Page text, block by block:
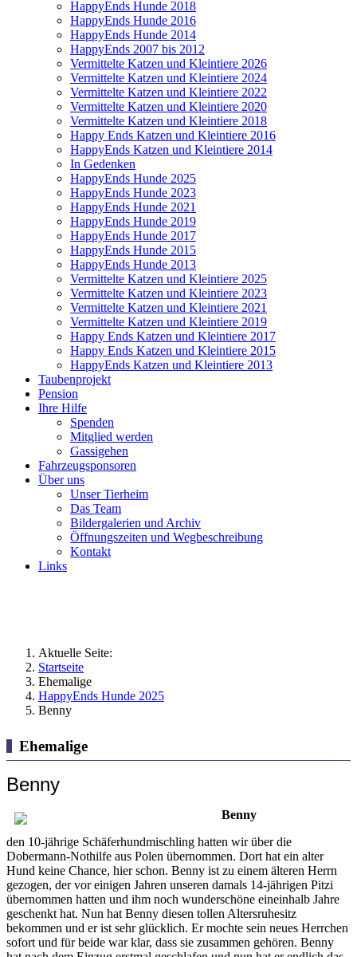
HappyEnds Hunde 2018
HappyEnds Hunde 2016
HappyEnds Hunde 2014
HappyEnds 2007 bis 2012
Vermittelte Katzen und Kleintiere 2026
Vermittelte Katzen und Kleintiere 2024
Vermittelte Katzen und Kleintiere 2022
Vermittelte Katzen und Kleintiere 2020
Vermittelte Katzen und Kleintiere 2018
Happy Ends Katzen und Kleintiere 2016
HappyEnds Katzen und Kleintiere 2014
In Gedenken
HappyEnds Hunde 2025
HappyEnds Hunde 2023
HappyEnds Hunde 2021
HappyEnds Hunde 2019
HappyEnds Hunde 2017
HappyEnds Hunde 2015
HappyEnds Hunde 2013
Vermittelte Katzen und Kleintiere 2025
Vermittelte Katzen und Kleintiere 2023
Vermittelte Katzen und Kleintiere 2021
Vermittelte Katzen und Kleintiere 2019
Happy Ends Katzen und Kleintiere 2017
Happy Ends Katzen und Kleintiere 2015
HappyEnds Katzen und Kleintiere 2013
Taubenprojekt
Pension
Ihre Hilfe
Spenden
Mitglied werden
Gassigehen
Fahrzeugsponsoren
Über uns
Unser Tierheim
Das Team
Bildergalerien und Archiv
Öffnungszeiten und Wegbeschreibung
Kontakt
Links
Aktuelle Seite:
Startseite
Ehemalige
HappyEnds Hunde 2025
Benny
Ehemalige
Benny
Benny
den 10-jährige Schäferhundmischling hatten wir über die
Dobermann-Nothilfe aus Polen übernommen. Dort hat ein alter
Hund keine Chance, hier schon. Benny ist zu einem älteren Herrn
gezogen, der vor einigen Jahren unseren damals 14-jährigen Pitzi
übernommen hatten und ihm noch wunderschöne eineinhalb Jahre
geschenkt hat. Nun hat Benny diesen tollen Altersruhesitz
bekommen und er ist sehr glücklich. Er mochte sein neues Herrchen
sofort und für beide war klar, dass sie zusammen gehören. Benny